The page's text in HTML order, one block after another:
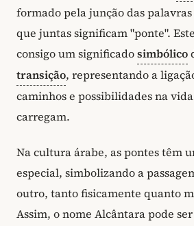
formado pela junção das
que juntas significam "ponte".
consigo um significadosimbólico
transição, representando a
caminhos e possibilidades na
carregam.
Na cultura árabe, as pontes têm
especial, simbolizando a
outro, tanto fisicamente quanto
Assim, o nome Alcântara pode